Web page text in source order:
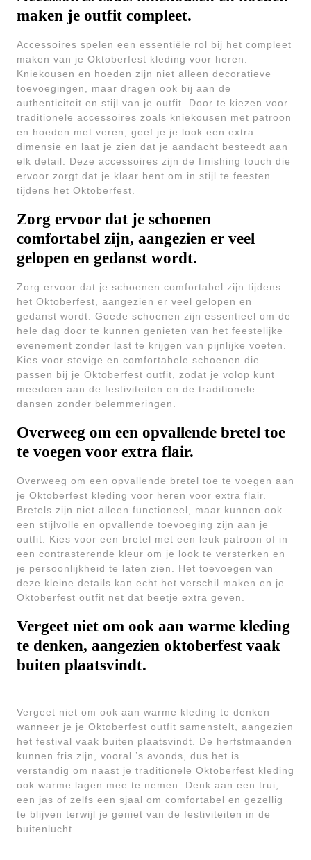
maken je outfit compleet.
Accessoires spelen een essentiële rol bij het compleet
maken van je Oktoberfest kleding voor heren.
Kniekousen en hoeden zijn niet alleen decoratieve
toevoegingen, maar dragen ook bij aan de
authenticiteit en stijl van je outfit. Door te kiezen voor
traditionele accessoires zoals kniekousen met patroon
en hoeden met veren, geef je je look een extra
dimensie en laat je zien dat je aandacht besteedt aan
elk detail. Deze accessoires zijn de finishing touch die
ervoor zorgt dat je klaar bent om in stijl te feesten
tijdens het Oktoberfest.
Zorg ervoor dat je schoenen
comfortabel zijn, aangezien er veel
gelopen en gedanst wordt.
Zorg ervoor dat je schoenen comfortabel zijn tijdens
het Oktoberfest, aangezien er veel gelopen en
gedanst wordt. Goede schoenen zijn essentieel om de
hele dag door te kunnen genieten van het feestelijke
evenement zonder last te krijgen van pijnlijke voeten.
Kies voor stevige en comfortabele schoenen die
passen bij je Oktoberfest outfit, zodat je volop kunt
meedoen aan de festiviteiten en de traditionele
dansen zonder belemmeringen.
Overweeg om een opvallende bretel toe
te voegen voor extra flair.
Overweeg om een opvallende bretel toe te voegen aan
je Oktoberfest kleding voor heren voor extra flair.
Bretels zijn niet alleen functioneel, maar kunnen ook
een stijlvolle en opvallende toevoeging zijn aan je
outfit. Kies voor een bretel met een leuk patroon of in
een contrasterende kleur om je look te versterken en
je persoonlijkheid te laten zien. Het toevoegen van
deze kleine details kan echt het verschil maken en je
Oktoberfest outfit net dat beetje extra geven.
Vergeet niet om ook aan warme kleding
te denken, aangezien oktoberfest vaak
buiten plaatsvindt.
Vergeet niet om ook aan warme kleding te denken
wanneer je je Oktoberfest outfit samenstelt, aangezien
het festival vaak buiten plaatsvindt. De herfstmaanden
kunnen fris zijn, vooral ’s avonds, dus het is
verstandig om naast je traditionele Oktoberfest kleding
ook warme lagen mee te nemen. Denk aan een trui,
een jas of zelfs een sjaal om comfortabel en gezellig
te blijven terwijl je geniet van de festiviteiten in de
buitenlucht.